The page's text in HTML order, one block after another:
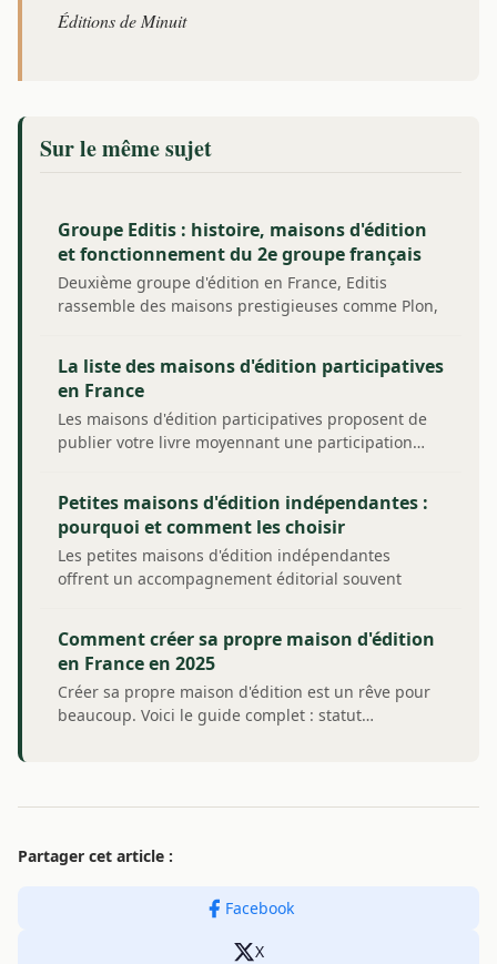
Éditions de Minuit
Sur le même sujet
Groupe Editis : histoire, maisons d'édition
et fonctionnement du 2e groupe français
Deuxième groupe d'édition en France, Editis
rassemble des maisons prestigieuses comme Plon,
La liste des maisons d'édition participatives
en France
Les maisons d'édition participatives proposent de
publier votre livre moyennant une participation…
Petites maisons d'édition indépendantes :
pourquoi et comment les choisir
Les petites maisons d'édition indépendantes
offrent un accompagnement éditorial souvent
Comment créer sa propre maison d'édition
en France en 2025
Créer sa propre maison d'édition est un rêve pour
beaucoup. Voici le guide complet : statut…
Partager cet article :
Facebook
X